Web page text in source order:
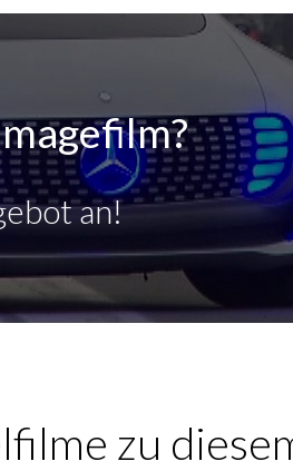
an!
zu